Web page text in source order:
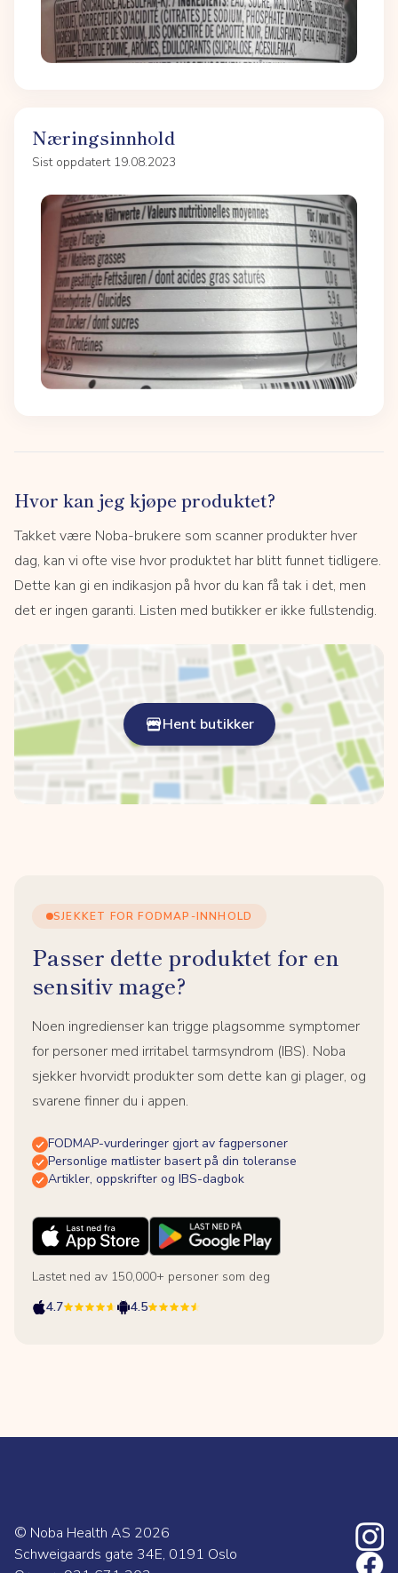
Næringsinnhold
Sist oppdatert 19.08.2023
Hvor kan jeg kjøpe produktet?
Takket være Noba-brukere som scanner produkter hver
dag, kan vi ofte vise hvor produktet har blitt funnet tidligere.
Dette kan gi en indikasjon på hvor du kan få tak i det, men
det er ingen garanti. Listen med butikker er ikke fullstendig.
Hent butikker
SJEKKET FOR FODMAP-INNHOLD
Passer dette produktet for en
sensitiv mage?
Noen ingredienser kan trigge plagsomme symptomer
for personer med irritabel tarmsyndrom (IBS). Noba
sjekker hvorvidt produkter som dette kan gi plager, og
svarene finner du i appen.
FODMAP-vurderinger gjort av fagpersoner
Personlige matlister basert på din toleranse
Artikler, oppskrifter og IBS-dagbok
Lastet ned av 150,000+ personer som deg
4.7
4.5
© Noba Health AS 2026
Schweigaards gate 34E, 0191 Oslo